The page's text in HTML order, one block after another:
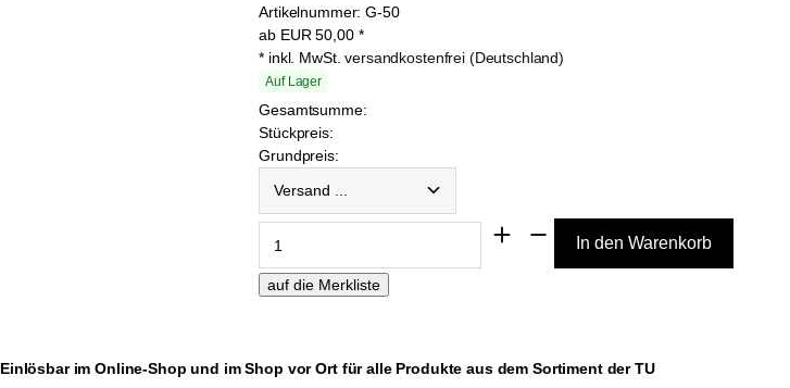
Artikelnummer: G-50
ab EUR 50,00 *
* inkl. MwSt.versandkostenfrei (Deutschland)
Auf Lager
Gesamtsumme:
Stückpreis:
Grundpreis:
Einlösbar im Online-Shop und im Shop vor Ort für alle Produkte aus dem Sortiment der TU